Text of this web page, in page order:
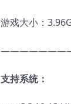
游戏大小：
支持系统：